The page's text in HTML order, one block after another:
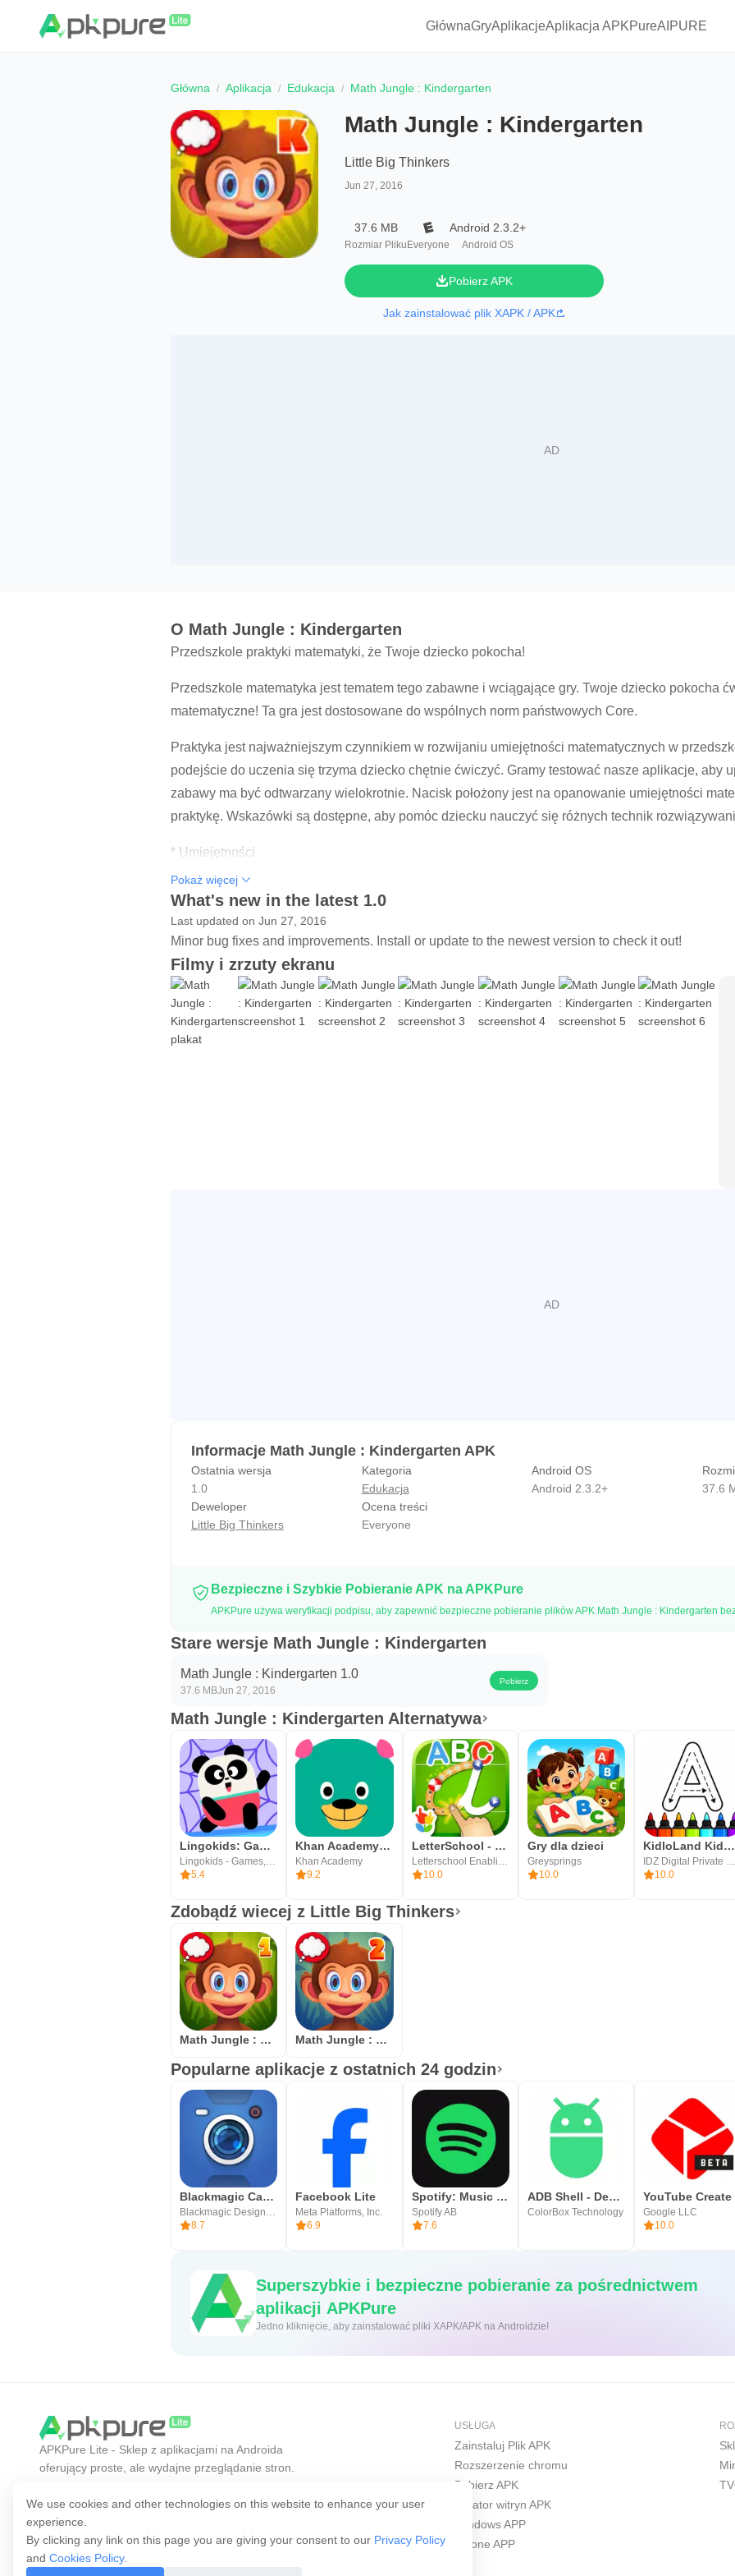
GłównaGryAplikacjeAplikacja APKPureAIPURE
Główna Aplikacja Edukacja Math Jungle : Kindergarten
Math Jungle : Kindergarten
Little Big Thinkers
Jun 27, 2016
37.6 MB
Rozmiar Pliku Everyone
Android 2.3.2+
Android OS
Pobierz APK
Jak zainstalować plik XAPK / APK
O Math Jungle : Kindergarten
Przedszkole praktyki matematyki, że Twoje dziecko pokocha!
Przedszkole matematyka jest tematem tego zabawne i wciągające gry. Twoje dziecko pokocha
matematyczne! Ta gra jest dostosowane do wspólnych norm państwowych Core.
Praktyka jest najważniejszym czynnikiem w rozwijaniu umiejętności matematycznych w
podejście do uczenia się trzyma dziecko chętnie ćwiczyć. Gramy testować nasze aplikacje, aby
zabawy ma być odtwarzany wielokrotnie. Nacisk położony jest na opanowanie umiejętności
praktykę. Wskazówki są dostępne, aby pomóc dziecku nauczyć się różnych technik
* Umiejętności
Dzieci będą uczyć się i opanować umiejętności matematycznych następujące przedszkola
- Policz do 100 przez nich i przez dziesiątki
- Liczba przodu począwszy od danej liczby w znanej sekwencji (zamiast zaczynać się: 1)
- Oznaczają liczbę obiektów z pisemną liczbowym 0-20
- Zrozumienie relacji pomiędzy liczbami i ilości
- Rozumiem, że nazwisko Numer powiedział opowiada liczbę obiektów liczonych
- Rozumiem, że każdy kolejny numer nazwa odnosi się do ilości, która jest jedna większa
* Polityka prywatności
- Nie Trzecia reklama stron
- Żadnych linków zewnętrznych
- Żadne dane osobowe gromadzone
Traktujemy swoją prywatność poważnie
* Połączyć
Daj nam znać, jeśli potrzebujesz pomocy, mam pytanie, mam sugestię, lub po prostu chcesz się
info@littlebigthinkers.com
facebook.com/LittleBigThinkers
twitter.com/LilBigThinkers
Pokaż więcej
What's new in the latest 1.0
Last updated on Jun 27, 2016
Minor bug fixes and improvements. Install or update to the newest version to check it out!
Filmy i zrzuty ekranu
Informacje Math Jungle : Kindergarten APK
Ostatnia wersja
1.0
Kategoria
Edukacja
Android OS
Android 2.3.2+
37.6
Deweloper
Little Big Thinkers
Ocena treści
Everyone
Bezpieczne i Szybkie Pobieranie APK na APKPure
APKPure używa weryfikacji podpisu, aby zapewnić bezpieczne pobieranie plików APK Math Jungle : Kindergarten
Stare wersje Math Jungle : Kindergarten
Math Jungle : Kindergarten 1.0
37.6 MBJun 27, 2016
Pobierz
Math Jungle : Kindergarten Alternatywa
Lingokids: Games & Shows
Lingokids - Games, Shows & Songs for Kids
5.4
Khan Academy Kids
Khan Academy
9.2
LetterSchool - Learn to Write
Letterschool Enabling Learning
10.0
Gry dla dzieci
Greysprings
10.0
KidloLand Kids & Toddler Games
IDZ Digital Private Limited
10.0
Zdobądź wiecej z Little Big Thinkers
Math Jungle : 1st Grade Math Math Jungle : Grade 2 Math
Popularne aplikacje z ostatnich 24 godzin
Blackmagic Camera
Blackmagic Design Inc.
8.7
Facebook Lite
Meta Platforms, Inc.
6.9
Spotify: Music and Podcasts
Spotify AB
7.6
ADB Shell - Debug Toolbox
ColorBox Technology
YouTube Create
Google LLC
10.0
Superszybkie i bezpieczne pobieranie za pośrednictwem
aplikacji APKPure
Jedno kliknięcie, aby zainstalować pliki XAPK/APK na Androidzie!
We use cookies and other technologies on this website to enhance your user
experience.
By clicking any link on this page you are giving your consent to our Privacy Policy
and Cookies Policy.
APKPure Lite - Sklep z aplikacjami na Androida
oferujący proste, ale wydajne przeglądanie stron.
szybciej i bezpieczniej.
USŁUGA
Zainstaluj Plik APK
Rozszerzenie chromu
Pobierz APK
Kreator witryn APK
Windows APP
iPhone APP